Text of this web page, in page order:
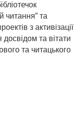
читання” та
з активізації
досвідом та вітати
та читацького